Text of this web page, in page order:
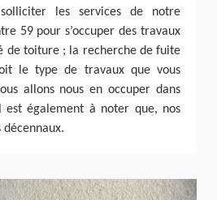
les services de notre
59 pour s’occuper des travaux
de toiture ; la recherche de fuite
le type de travaux que vous
allons nous en occuper dans
est également à noter que, nos